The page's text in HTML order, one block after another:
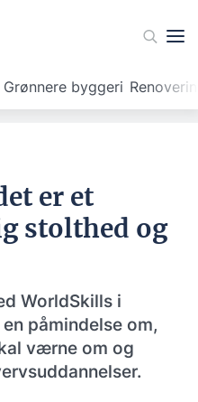
Grønnere byggeri
er et
stolthed og
WorldSkills i
påmindelse om,
værne om og